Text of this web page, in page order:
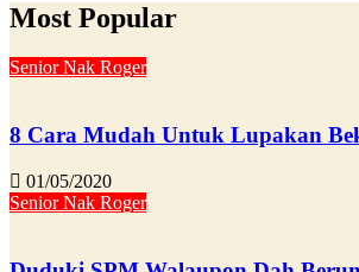
Most Popular
Senior Nak Roger
8 Cara Mudah Untuk Lupakan
01/05/2020
Senior Nak Roger